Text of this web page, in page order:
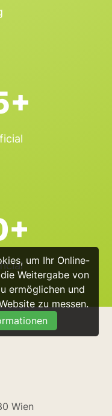
um Ihr Online-
Weitergabe von
ermöglichen und
zu messen.
Wien